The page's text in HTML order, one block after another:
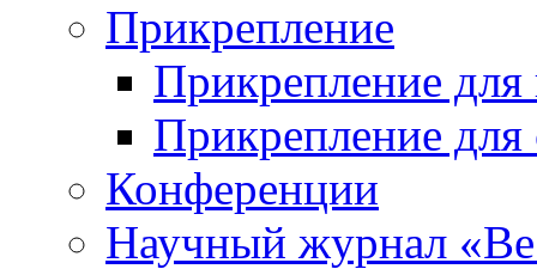
Прикрепление
Прикрепление для
Прикрепление для
Конференции
Научный журнал